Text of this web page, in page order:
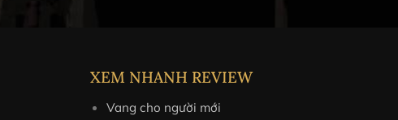
XEM NHANH REVIEW
Vang cho người mới